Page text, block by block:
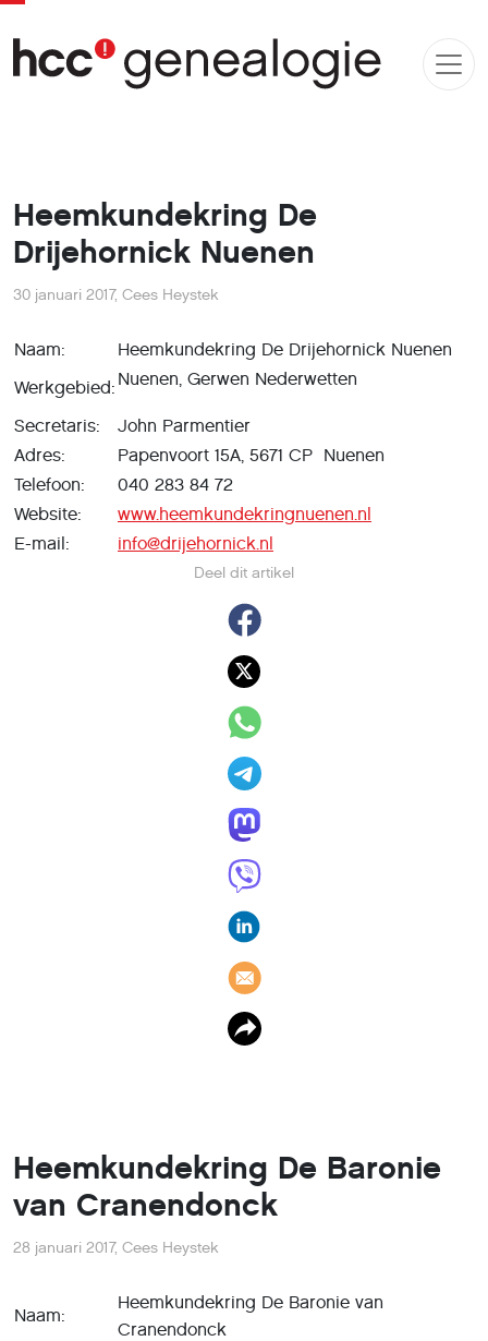
Heemkundekring De
Drijehornick Nuenen
Deel dit artikel
30 januari 2017, Cees Heystek
Naam:
Heemkundekring De Drijehornick Nuenen
Werkgebied: Nuenen, Gerwen Nederwetten
Secretaris:
John Parmentier
Adres:
Papenvoort 15A, 5671 CP Nuenen
Telefoon:
040 283 84 72
Website:
www.heemkundekringnuenen.nl
E-mail:
info@drijehornick.nl
Heemkundekring De Baronie
van Cranendonck
28 januari 2017, Cees Heystek
Naam:
Heemkundekring De Baronie van
Cranendonck